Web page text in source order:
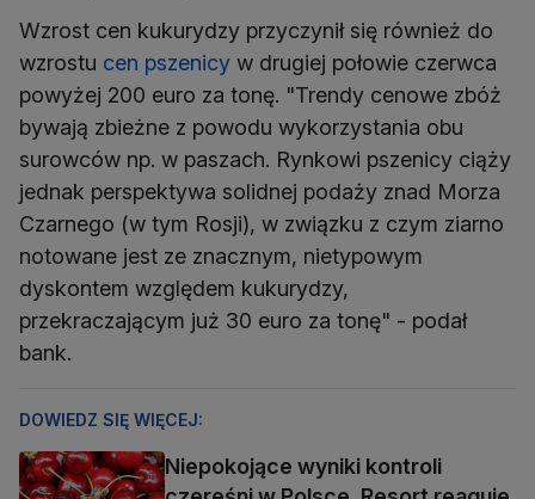
Wzrost cen kukurydzy przyczynił się również do
wzrostu cen pszenicy w drugiej połowie czerwca
powyżej 200 euro za tonę. "Trendy cenowe zbóż
bywają zbieżne z powodu wykorzystania obu
surowców np. w paszach. Rynkowi pszenicy ciąży
jednak perspektywa solidnej podaży znad Morza
Czarnego (w tym Rosji), w związku z czym ziarno
notowane jest ze znacznym, nietypowym
dyskontem względem kukurydzy,
przekraczającym już 30 euro za tonę" - podał
bank.
DOWIEDZ SIĘ WIĘCEJ:
Niepokojące wyniki kontroli